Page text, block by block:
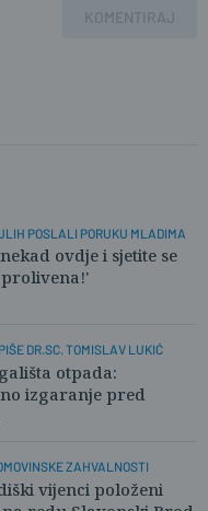
KOMENTIRAJ
POSLALI PORUKU MLADIMA
ovdje i sjetite se
DR.SC. TOMISLAV LUKIĆ
otpada:
izgaranje pred
ZAHVALNOSTI
vijenci položeni